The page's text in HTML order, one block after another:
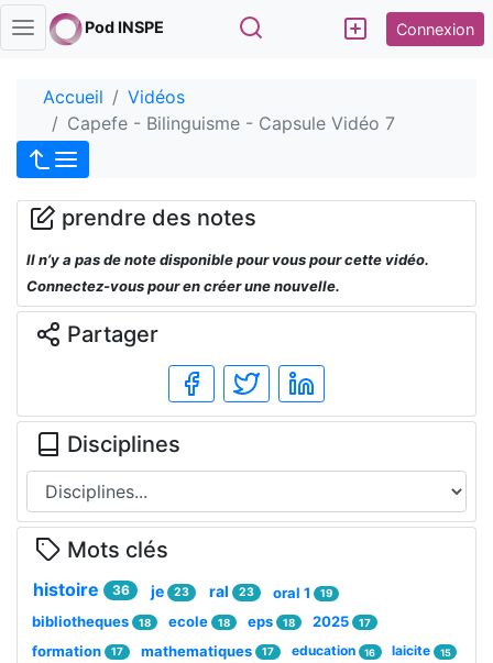
Pod INSPE Rechercher Connexion
Accueil
Vidéos
Capefe - Bilinguisme - Capsule Vidéo 7
prendre des notes
Il n’y a pas de note disponible pour vous pour cette vidéo.
Connectez-vous pour en créer une nouvelle.
Partager
Disciplines
Mots clés
histoire 36 je 23 ral 23 oral 1 19
bibliotheques 18 ecole 18 eps 18 2025 17
formation 17 mathematiques 17 education 16 laicite 15